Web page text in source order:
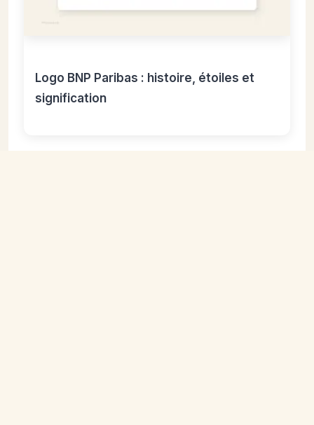
Logo BNP Paribas : histoire, étoiles et
signification